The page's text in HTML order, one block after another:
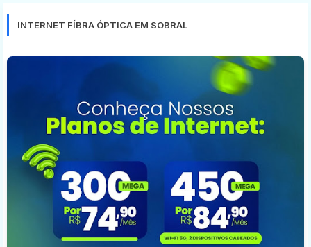
INTERNET FÍBRA ÓPTICA EM SOBRAL